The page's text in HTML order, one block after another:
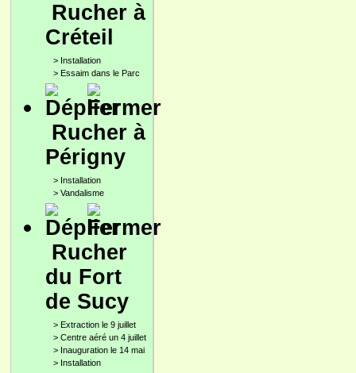
Rucher à
Créteil
> Installation
> Essaim dans le Parc
Rucher à
Périgny
> Installation
> Vandalisme
Rucher
du Fort
de Sucy
> Extraction le 9 juillet
> Centre aéré un 4 juillet
> Inauguration le 14 mai
> Installation